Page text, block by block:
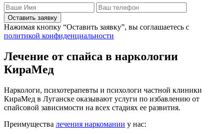
Оставить заявку
Нажимая кнопку “Оставить заявку”, вы соглашаетесь с
политикой конфиденциальности
Лечение от спайса в наркологии
КираМед
Наркологи, психотерапевты и психологи частной клиники
КираМед в Луганске оказывают услуги по избавлению от
спайсовой зависимости на всех стадиях ее развития.
Преимущества лечения наркомании у нас: